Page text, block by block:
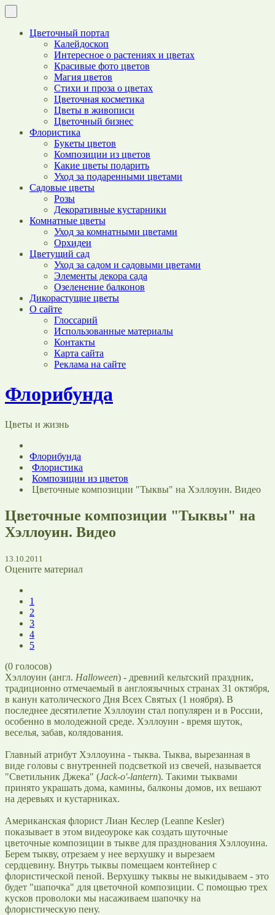
Цветочный портал
Калейдоскоп
Интересное о растениях и цветах
Красивые фото цветов
Магия цветов
Стихи и проза о цветах
Цветочная косметика
Цветы в живописи
Цветочный бизнес
Флористика
Букеты цветов
Композиции из цветов
Какие цветы подарить
Уход за подаренными цветами
Садовые цветы
Розы
Декоративные кустарники
Комнатные цветы
Уход за комнатными цветами
Орхидеи
Цветущий сад
Уход за садом и садовыми цветами
Элементы декора сада
Озеленение балконов
Дикорастущие цветы
О сайте
Глоссарий
Использованные материалы
Контакты
Карта сайта
Реклама на сайте
Флорибунда
Цветы и жизнь
Флорибунда
Флористика
Композиции из цветов
Цветочные композиции "Тыквы" на Хэллоуин. Видео
Цветочные композиции "Тыквы" на
Хэллоуин. Видео
13.10.2011
Оцените материал
1
2
3
4
5
(0 голосов)
Хэллоуин (англ. Halloween) - древний кельтский праздник,
традиционно отмечаемый в англоязычных странах 31 октября,
в канун католического Дня Всех Святых (1 ноября). В
последнее десятилетие Хэллоуин стал популярен и в России,
особенно в молодежной среде. Хэллоуин - время шуток,
веселья, забав, колядования.
Главный атрибут Хэллоуина - тыква. Тыква, вырезанная в
виде головы с внутренней подсветкой из свечей, называется
"Светильник Джека" (Jack-o'-lantern). Такими тыквами
принято украшать дома, камины, балконы домов, их вешают
на деревьях и кустарниках.
Американская флорист Лиан Кеслер (Leanne Kesler)
показывает в этом видеоуроке как создать шуточные
цветочные композиции в тыкве для празднования Хэллоуина.
Берем тыкву, отрезаем у нее верхушку и вырезаем
сердцевину. Внутрь тыквы помещаем контейнер с
флористической пеной. Верхушку тыквы не выкидываем - это
будет "шапочка" для цветочной композиции. С помощью трех
кусков проволоки мы насаживаем шапочку на
флористическую пену.